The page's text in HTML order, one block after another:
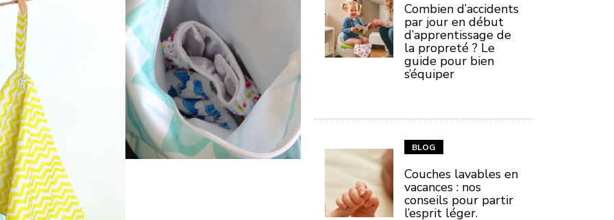
Combien d’accidents
par jour en début
d’apprentissage de
la propreté ? Le
guide pour bien
s’équiper
BLOG
Couches lavables en
vacances : nos
conseils pour partir
l’esprit léger.